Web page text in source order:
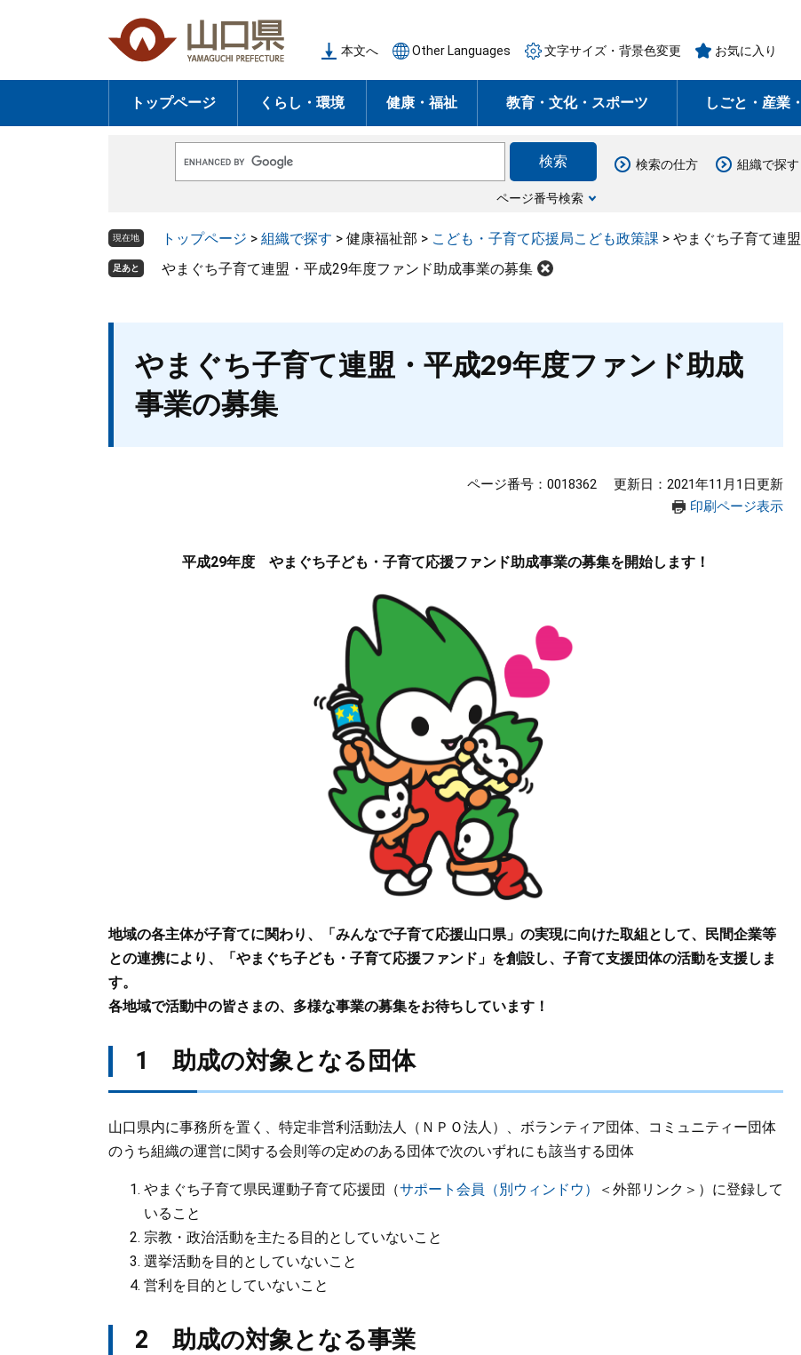
の
頭
ー
飛
本文へ Other Languages 文字サイズ・背景色変更 お気に入り
トップページ くらし・環境 健康・福祉 教育・文化・スポーツ しごと・産業
o
e
ス
タ
ページ番号検索
検索の仕方 組織で探す
現在地 トップページ > 組織で探す > 健康福祉部 > こども・子育て応援局こども政策課 > やまぐち子育て連
足あと やまぐち子育て連盟・平成29年度ファンド助成事業の募集
やまぐち子育て連盟・平成29年度ファンド助成
事業の募集
ページ番号：0018362
更新日：2021年11月1日更新
印刷ページ表示
平成29年度 やまぐち子ども・子育て応援ファンド助成事業の募集を開始します！
地域の各主体が子育てに関わり、「みんなで子育て応援山口県」の実現に向けた取組として、民間企業等
との連携により、「やまぐち子ども・子育て応援ファンド」を創設し、子育て支援団体の活動を支援しま
す。
各地域で活動中の皆さまの、多様な事業の募集をお待ちしています！
1 助成の対象となる団体
山口県内に事務所を置く、特定非営利活動法人（ＮＰＯ法人）、ボランティア団体、コミュニティー団体
のうち組織の運営に関する会則等の定めのある団体で次のいずれにも該当する団体
やまぐち子育て県民運動子育て応援団（サポート会員（別ウィンドウ） ＜外部リンク＞ ）に登録して
いること
宗教・政治活動を主たる目的としていないこと
選挙活動を目的としていないこと
営利を目的としていないこと
2 助成の対象となる事業